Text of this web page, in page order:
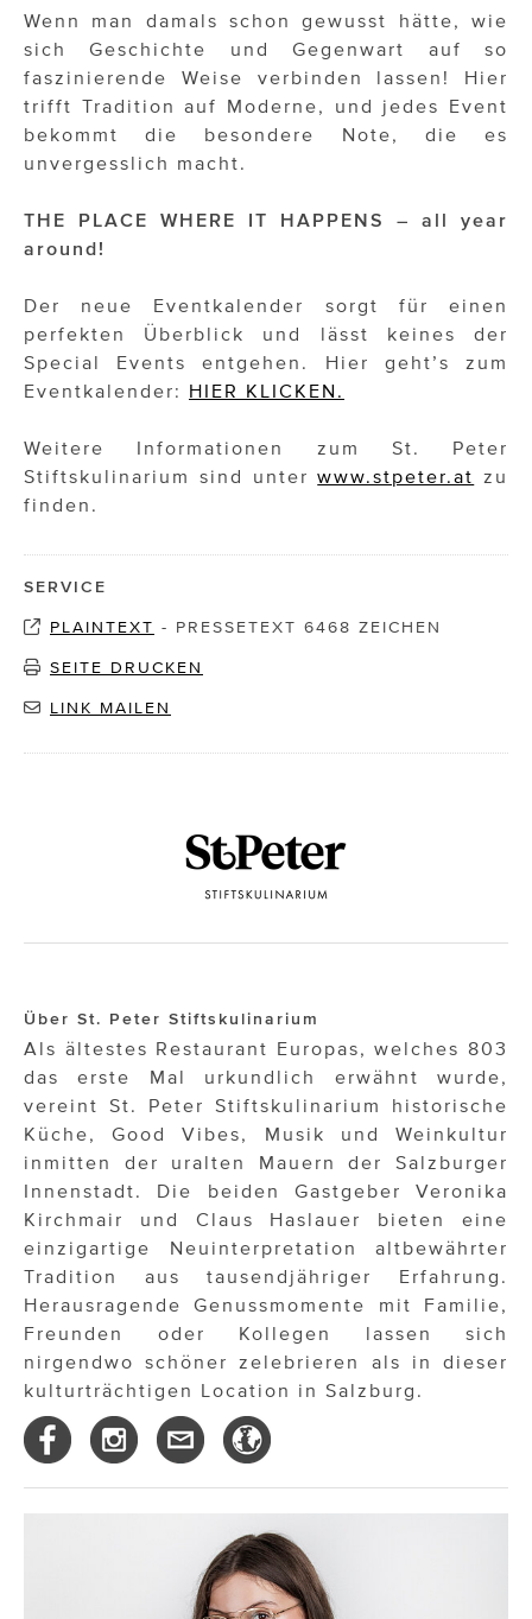
Wenn man damals schon gewusst hätte, wie
sich Geschichte und Gegenwart auf so
faszinierende Weise verbinden lassen! Hier
trifft Tradition auf Moderne, und jedes Event
bekommt die besondere Note, die es
unvergesslich macht.
THE PLACE WHERE IT HAPPENS – all year
around!
Der neue Eventkalender sorgt für einen
perfekten Überblick und lässt keines der
Special Events entgehen. Hier geht’s zum
Eventkalender: HIER KLICKEN.
Weitere Informationen zum St. Peter
Stiftskulinarium sind unterwww.stpeter.at zu
finden.
SERVICE
PLAINTEXT - PRESSETEXT 6468 ZEICHEN
SEITE DRUCKEN
LINK MAILEN
Über St. Peter Stiftskulinarium
Als ältestes Restaurant Europas, welches 803
das erste Mal urkundlich erwähnt wurde,
vereint St. Peter Stiftskulinarium historische
Küche, Good Vibes, Musik und Weinkultur
inmitten der uralten Mauern der Salzburger
Innenstadt. Die beiden Gastgeber Veronika
Kirchmair und Claus Haslauer bieten eine
einzigartige Neuinterpretation altbewährter
Tradition aus tausendjähriger Erfahrung.
Herausragende Genussmomente mit Familie,
Freunden oder Kollegen lassen sich
nirgendwo schöner zelebrieren als in dieser
kulturträchtigen Location in Salzburg.